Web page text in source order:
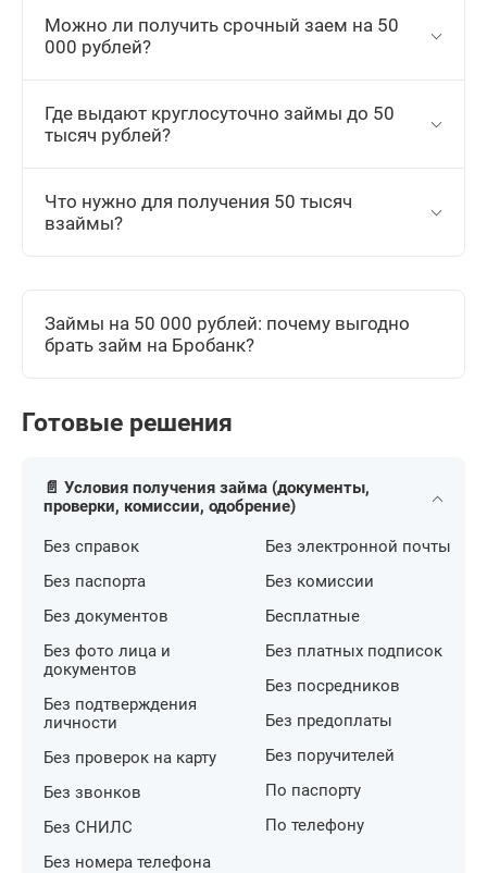
Можно ли получить срочный заем на 50
000 рублей?
Где выдают круглосуточно займы до 50
тысяч рублей?
Что нужно для получения 50 тысяч
взаймы?
Займы на 50 000 рублей: почему выгодно
брать займ на Бробанк?
Готовые решения
📄 Условия получения займа (документы,
проверки, комиссии, одобрение)
Без справок
Без паспорта
Без документов
Без фото лица и
документов
Без подтверждения
личности
Без проверок на карту
Без звонков
Без СНИЛС
Без номера телефона
Без электронной почты
Без комиссии
Бесплатные
Без платных подписок
Без посредников
Без предоплаты
Без поручителей
По паспорту
По телефону